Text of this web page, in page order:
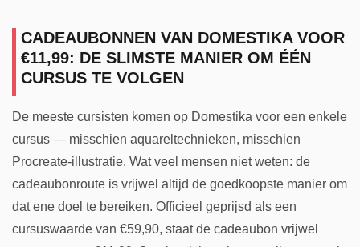
CADEAUBONNEN VAN DOMESTIKA VOOR
€11,99: DE SLIMSTE MANIER OM ÉÉN
CURSUS TE VOLGEN
De meeste cursisten komen op Domestika voor een enkele
cursus — misschien aquareltechnieken, misschien
Procreate-illustratie. Wat veel mensen niet weten: de
cadeaubonroute is vrijwel altijd de goedkoopste manier om
dat ene doel te bereiken. Officieel geprijsd als een
cursuswaarde van €59,90, staat de cadeaubon vrijwel